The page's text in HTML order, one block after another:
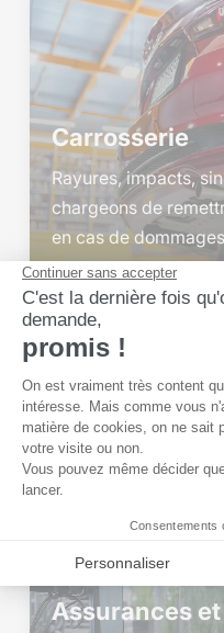
Carrosserie
Rayures, impacts,
chargeons de
en cas de
En savoir plus
Assurances